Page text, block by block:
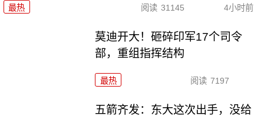
最热 阅读 31145 4小时前
莫迪开大！砸碎印军17个司令
部，重组指挥结构
最热 阅读 7197
五箭齐发：东大这次出手，没给